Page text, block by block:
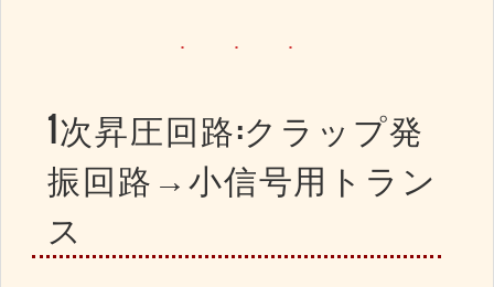
1次昇圧回路:クラップ発
振回路→小信号用トラン
ス